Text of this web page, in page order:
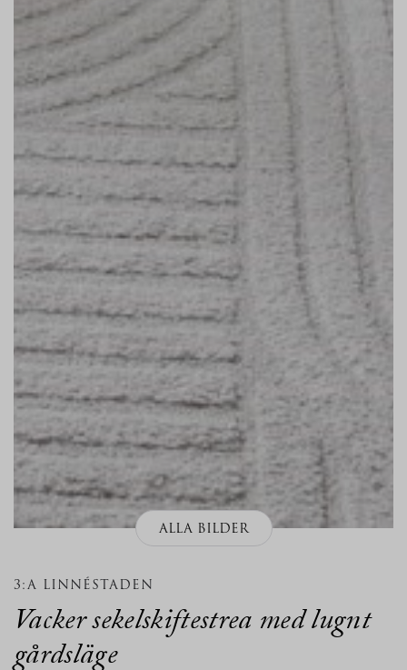
ALLA BILDER
3:A LINNÉSTADEN
Vacker sekelskiftestrea med lugnt
gårdsläge